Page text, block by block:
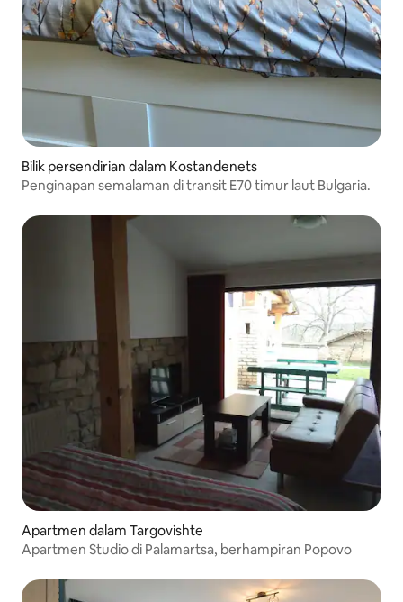
Bilik persendirian dalam Kostandenets
Penginapan semalaman di transit E70 timur laut Bulgaria.
Apartmen dalam Targovishte
Apartmen Studio di Palamartsa, berhampiran Popovo